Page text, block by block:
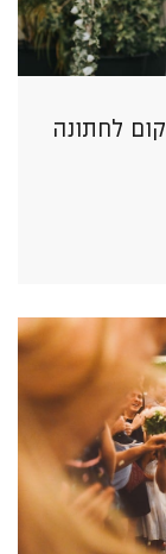
לחתונה